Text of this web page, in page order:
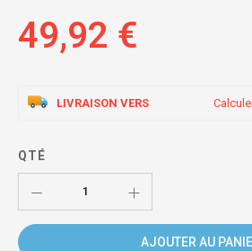
images
gallery
49,92 €
LIVRAISON VERS
QTÉ
AJOUTER AU